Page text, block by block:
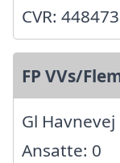
CVR:
FP VVs/
Gl
Ansatte: 0